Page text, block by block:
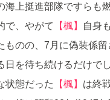
海上挺進部隊ですらも
で、やがて
【楓】 自身も
ものの、7月に偽装係
日を待ち続けるだけでし
状態だった
【楓】 は終